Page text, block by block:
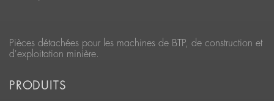
Pièces détachées pour les machines de BTP, de construction et
d'exploitation minière.
PRODUITS